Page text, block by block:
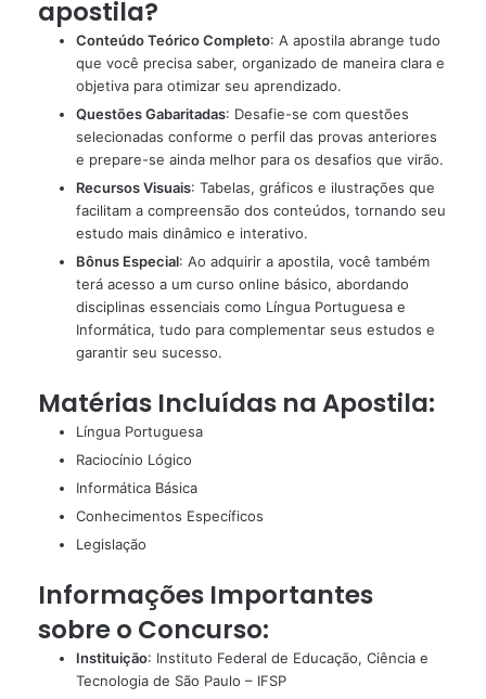
apostila?
Conteúdo Teórico Completo: A apostila abrange tudo
que você precisa saber, organizado de maneira clara e
objetiva para otimizar seu aprendizado.
Questões Gabaritadas: Desafie-se com questões
selecionadas conforme o perfil das provas anteriores
e prepare-se ainda melhor para os desafios que virão.
Recursos Visuais: Tabelas, gráficos e ilustrações que
facilitam a compreensão dos conteúdos, tornando seu
estudo mais dinâmico e interativo.
Bônus Especial: Ao adquirir a apostila, você também
terá acesso a um curso online básico, abordando
disciplinas essenciais como Língua Portuguesa e
Informática, tudo para complementar seus estudos e
garantir seu sucesso.
Matérias Incluídas na Apostila:
Língua Portuguesa
Raciocínio Lógico
Informática Básica
Conhecimentos Específicos
Legislação
Informações Importantes
sobre o Concurso:
Instituição: Instituto Federal de Educação, Ciência e
Tecnologia de São Paulo – IFSP